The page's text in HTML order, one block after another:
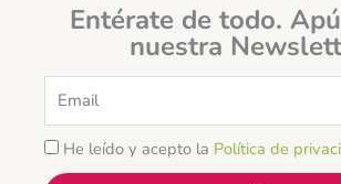
Entérate de todo.
nuestra
He leído y acepto la Política de